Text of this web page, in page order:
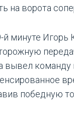
на ворота
й минуте Игорь
вывел команду
победную